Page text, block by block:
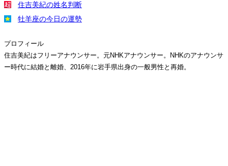
住吉美紀の姓名判断
牡羊座の今日の運勢
プロフィール
住吉美紀はフリーアナウンサー。元NHKアナウンサー。NHKのアナウンサ
ー時代に結婚と離婚、2016年に岩手県出身の一般男性と再婚。